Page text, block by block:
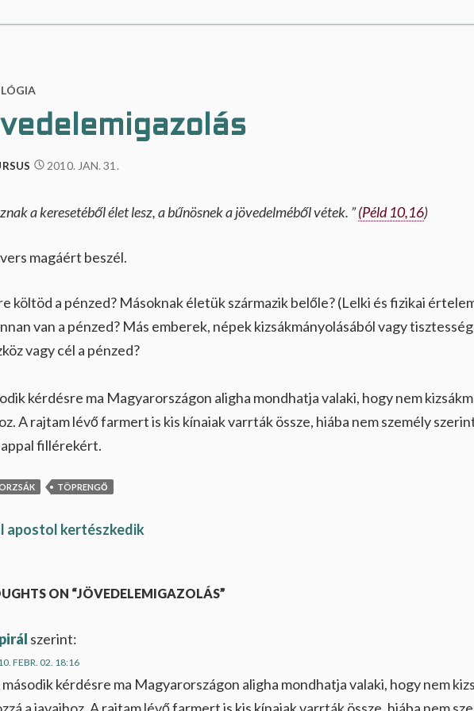
2010. JAN. 31.
a keresetéből élet lesz, a bűnösnek a jövedelméből vétek. ”(Péld 10,16)
magáért beszél.
költöd a pénzed? Másoknak életük származik belőle? (Lelki és fizikai
van a pénzed? Más emberek, népek kizsákmányolásából vagy
vagy cél a pénzed?
kérdésre ma Magyarországon aligha mondhatja valaki, hogy nem
A rajtam lévő farmert is kis kínaiak varrták össze, hiába nem személy
fillérekért.
TÖPRENGŐ
apostol kertészkedik
ON “JÖVEDELEMIGAZOLÁS”
szerint:
FEBR. 02. 18:16
második kérdésre ma Magyarországon aligha mondhatja valaki, hogy nem